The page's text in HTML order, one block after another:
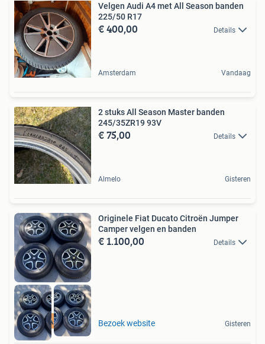
Velgen Audi A4 met All Season banden
225/50 R17
€ 400,00 Details
Amsterdam Vandaag
2 stuks All Season Master banden
245/35ZR19 93V
€ 75,00 Details
Almelo Gisteren
MEGA DEAL
Originele Fiat Ducato Citroën Jumper
Camper velgen en banden
€ 1.100,00 Details
Bezoek website Gisteren